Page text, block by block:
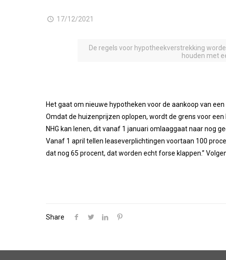
17/12/2021
De regels voor hypotheekverstrekking
houden met
Het gaat om nieuwe hypotheken voor de aankoop van
Omdat de huizenprijzen oplopen, wordt de grens voor
NHG kan lenen, dit vanaf 1 januari omlaaggaat naar nog
Vanaf 1 april tellen leaseverplichtingen voortaan 100
dat nog 65 procent, dat worden echt forse klappen.”
Share